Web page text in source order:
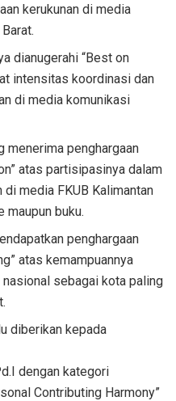
kerukunan di media
dianugerahi “Best on
intensitas koordinasi dan
di media komunikasi
menerima penghargaan
atas partisipasinya dalam
media FKUB Kalimantan
maupun buku.
penghargaan
atas kemampuannya
sebagai kota paling
diberikan kepada
dengan kategori
Contributing Harmony”